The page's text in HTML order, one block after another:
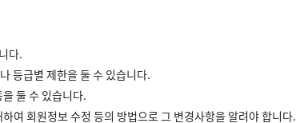
다.
등급별 제한을 둘 수 있습니다.
둘 수 있습니다.
여 회원정보 수정 등의 방법으로 그 변경사항을 알려야 합니다.